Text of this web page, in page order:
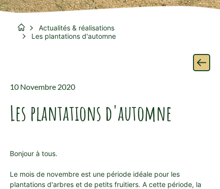
Actualités & réalisations
Les plantations d'automne
10 Novembre 2020
Les plantations d'automne
Bonjour à tous.
Le mois de novembre est une période idéale pour les
plantations d'arbres et de petits fruitiers. A cette période, la